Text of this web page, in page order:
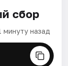
сбор
назад